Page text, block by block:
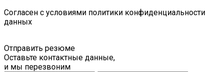
Cогласен с условиями политики конфиденциальности
данных
Отправить резюме
Оставьте контактные данные,
и мы перезвоним